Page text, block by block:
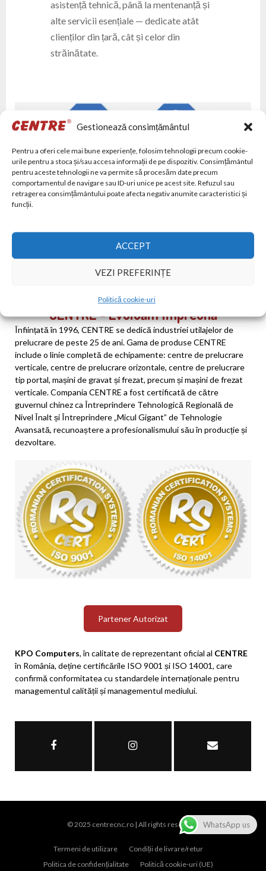
Gestionează consimțământul
Pentru a oferi cele mai bune experiențe, folosim tehnologii precum cookie-
urile pentru a stoca și/sau accesa informații de pe dispozitiv. Consimțământul
pentru aceste tehnologii ne va permite să procesăm date precum
comportamentul de navigare sau ID-uri unice pe acest site. Refuzul sau
retragerea consimțământului poate afecta negativ anumite caracteristici și
funcții.
ACCEPT
VEZI PREFERINȚE
Politică cookie-uri
asistență tehnică, până la mentenanță și
alte servicii esențiale — dedicate atât
clienților din țară, cât și celor din
străinătate.
CENTRE - Evoluăm Împreună
Înființată în 1996, CENTRE se dedică industriei utilajelor de
prelucrare de peste 25 de ani. Gama de produse CENTRE
include o linie completă de echipamente: centre de prelucrare
verticale, centre de prelucrare orizontale, centre de prelucrare
tip portal, mașini de gravat și frezat, precum și mașini de frezat
verticale. Compania CENTRE a fost certificată de către
guvernul chinez ca Întreprindere Tehnologică Regională de
Nivel Înalt și Întreprindere „Micul Gigant” de Tehnologie
Avansată, recunoaștere a profesionalismului său în producție și
dezvoltare.
Partener Autorizat
KPO Computers, în calitate de reprezentant oficial al CENTRE
în România, deține certificările ISO 9001 și ISO 14001, care
confirmă conformitatea cu standardele internaționale pentru
managementul calității și managementul mediului.
© 2025 centrecnc.ro | All rights reserved.
Termeni de utilizare
Condiții de livrare/retur
Politica de confidențialitate
Politică cookie-uri (UE)
WhatsApp us